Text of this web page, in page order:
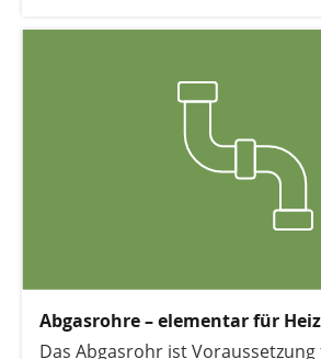
Abgasrohre – elementar für
Das Abgasrohr ist